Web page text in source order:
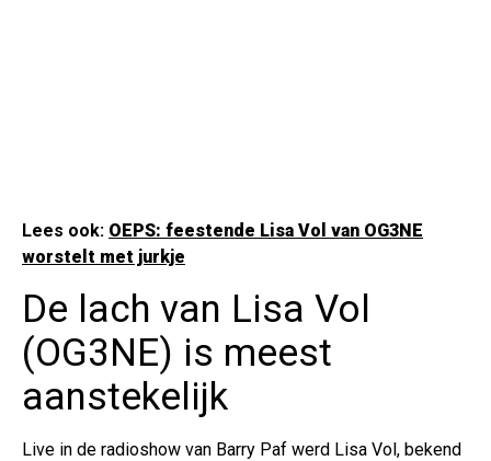
Lees ook: OEPS: feestende Lisa Vol van OG3NE
worstelt met jurkje
De lach van Lisa Vol
(OG3NE) is meest
aanstekelijk
Live in de radioshow van Barry Paf werd Lisa Vol, bekend